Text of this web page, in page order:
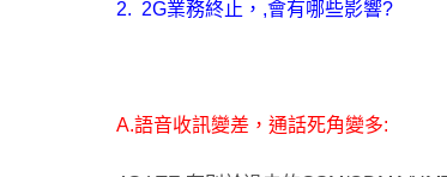
2. 2G業務終止 ， ,會有哪些影響?
A.語音收訊變差 ， 通話死角變多: